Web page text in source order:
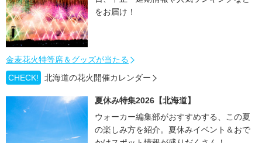
をお届け！
金麦花火特等席＆グッズが当たる
CHECK!
北海道の花火開催カレンダー
夏休み特集2026【北海道】
ウォーカー編集部がおすすめする、この夏
の楽しみ方を紹介。夏休みイベント＆おで